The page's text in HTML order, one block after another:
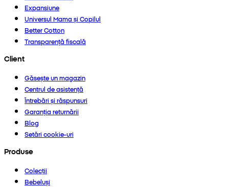
Expansiune
Universul Mama și Copilul
Better Cotton
Transparență fiscală
Client
Găsește un magazin
Centrul de asistență
Întrebări și răspunsuri
Garanția returnării
Blog
Setări cookie-uri
Produse
Colecții
Bebeluși